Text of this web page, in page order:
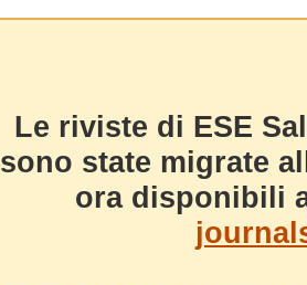
Le riviste di ESE
sono state migrate
ora disponibili